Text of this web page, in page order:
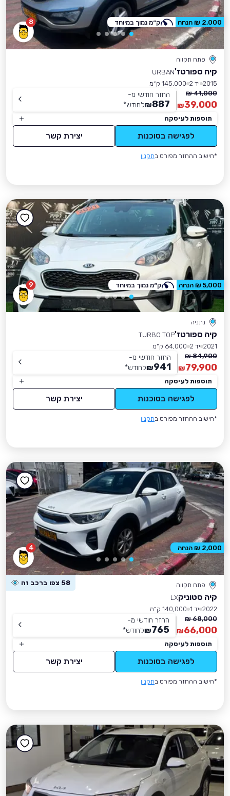
8
פתח תקווה
קיה ספורטז'URBAN
2015 יד 2
145,000 ק״מ
41,000 ₪
39,000
₪
החזר חודשי מ-
887
₪לחודש*
תוספות לעיסקה
לפגישה בסוכנות יצירת קשר
*חישוב ההחזר מפורט בתקנון
2,000 ₪ הנחה ק״מ נמוך במיוחד
9
נתניה
קיה ספורטז'TURBO TOP
2021 יד 2
64,000 ק״מ
84,900 ₪
79,900
₪
החזר חודשי מ-
941
₪לחודש*
תוספות לעיסקה
לפגישה בסוכנות יצירת קשר
*חישוב ההחזר מפורט בתקנון
5,000 ₪ הנחה ק״מ נמוך במיוחד
4
פתח תקווה 58 צפו ברכב זה
קיה סטוניקLX
2022 יד 1
140,000 ק״מ
68,000 ₪
66,000
₪
החזר חודשי מ-
765
₪לחודש*
תוספות לעיסקה
לפגישה בסוכנות יצירת קשר
*חישוב ההחזר מפורט בתקנון
2,000 ₪ הנחה